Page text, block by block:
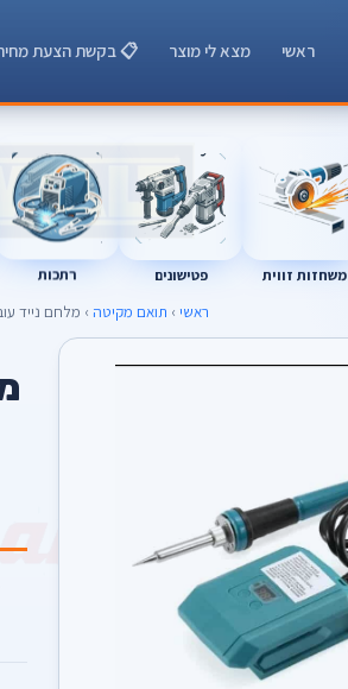
ראשי מצא לי מוצר 📋 בקשת הצעת
משחזות זווית פטישונים רתכות
ראשי › תואם מקיטה › מלחם נייד